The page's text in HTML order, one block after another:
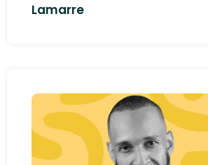
Lamarre